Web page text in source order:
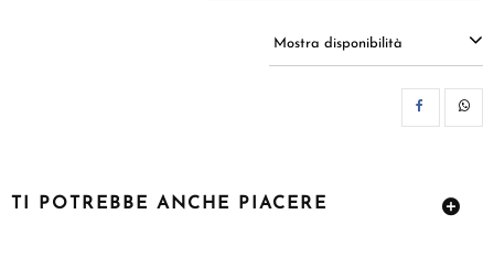
Mostra disponibilità
TI POTREBBE ANCHE PIACERE